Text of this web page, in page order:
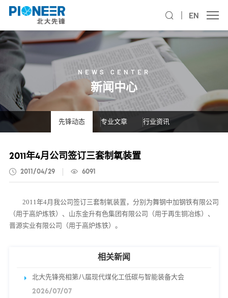
EN
NEWS CENTER
新闻中心
先锋动态 专业文章 行业资讯
2011年4月公司签订三套制氧装置
2011/04/29 6091
2011年4月我公司签订三套制氧装置，分别为舞钢中加钢铁有限公司
（用于高炉炼铁）、山东金升有色集团有限公司（用于再生铜冶炼）、
晋源实业有限公司（用于高炉炼铁）。
相关新闻
北大先锋亮相第八届现代煤化工低碳与智能装备大会
2026/07/07